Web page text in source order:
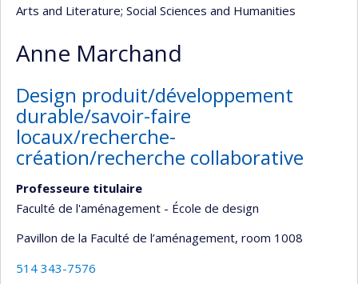
Arts and Literature; Social Sciences and Humanities
Anne Marchand
Design produit/développement
durable/savoir-faire
locaux/recherche-
création/recherche collaborative
Professeure titulaire
Faculté de l'aménagement - École de design
Pavillon de la Faculté de l’aménagement, room 1008
514 343-7576